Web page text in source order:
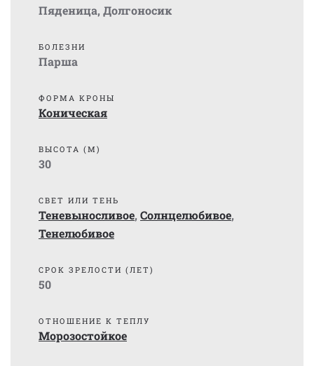
Пяденица, Долгоносик
БОЛЕЗНИ
Парша
ФОРМА КРОНЫ
Коническая
ВЫСОТА (М)
30
СВЕТ ИЛИ ТЕНЬ
Теневыносливое, Солнцелюбивое,
Тенелюбивое
СРОК ЗРЕЛОСТИ (ЛЕТ)
50
ОТНОШЕНИЕ К ТЕПЛУ
Морозостойкое